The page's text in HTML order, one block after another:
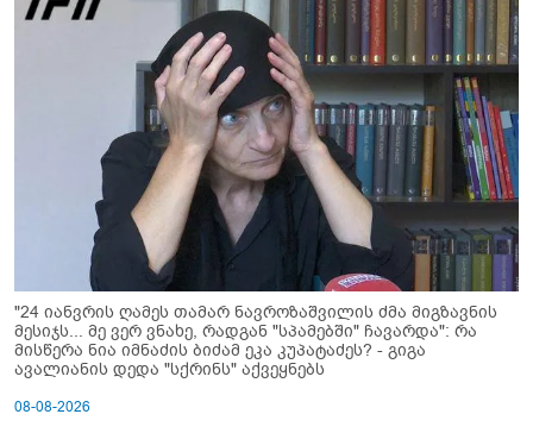
"24 იანვრის ღამეს თამარ ნავროზაშვილის ძმა მიგზავნის
მესიჯს... მე ვერ ვნახე, რადგან "სპამებში" ჩავარდა": რა
მისწერა ნია იმნაძის ბიძამ ეკა კუპატაძეს? - გიგა
ავალიანის დედა "სქრინს" აქვეყნებს
08-08-2026